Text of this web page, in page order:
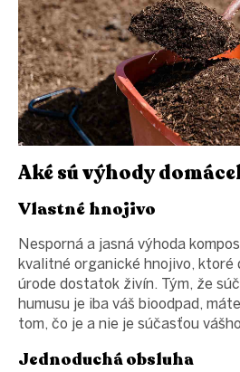
Aké sú výhody
Vlastné hnojivo
Nesporná a jasná výhoda
kvalitné organické hnojivo, ktoré
úrode dostatok živín. Tým, že
humusu je iba váš bioodpad,
tom, čo je a nie je súčasťou
Jednoduchá obsluha